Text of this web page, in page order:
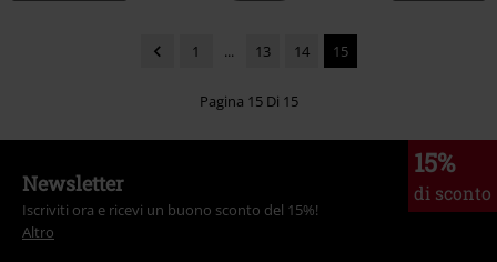
1 ... 13 14 15
Pagina 15 Di 15
15%
di sconto
Newsletter
Iscriviti ora e ricevi un buono sconto del 15%!
Altro